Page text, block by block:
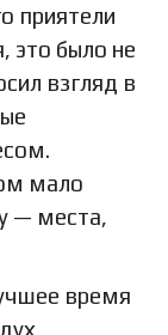
приятели
это было не
взгляд в
мало
— места,
время